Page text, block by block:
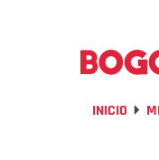
INICIO